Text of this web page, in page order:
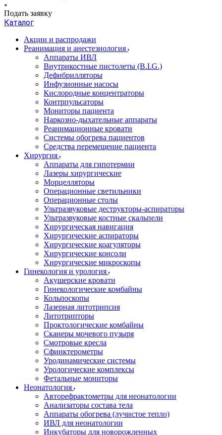
Подать заявку
Каталог
Акции и распродажи
Реанимация и анестезиология
Аппараты ИВЛ
Внутрикостные пистолеты (B.I.G.)
Дефибрилляторы
Инфузионные насосы
Кислородные концентраторы
Контрпульсаторы
Мониторы пациента
Наркозно-дыхательные аппараты
Реанимационные кровати
Системы обогрева пациентов
Средства перемещение пациента
Хирургия
Аппараты для гипотермии
Лазеры хирургические
Морцелляторы
Операционные светильники
Операционные столы
Ультразвуковые деструкторы-аспираторы
Ультразвуковые костные скальпели
Хирургическая навигация
Хирургические аспираторы
Хирургические коагуляторы
Хирургические консоли
Хирургические микроскопы
Гинекология и урология
Акушерские кровати
Гинекологические комбайны
Кольпоскопы
Лазерная литотрипсия
Литотрипторы
Проктологические комбайны
Сканеры мочевого пузыря
Смотровые кресла
Сфинктерометры
Уродинамические системы
Урологические комплексы
Фетальные мониторы
Неонатология
Авторефрактометры для неонатологии
Анализаторы состава тела
Аппараты обогрева (лучистое тепло)
ИВЛ для неонатологии
Инкубаторы для новорожденных